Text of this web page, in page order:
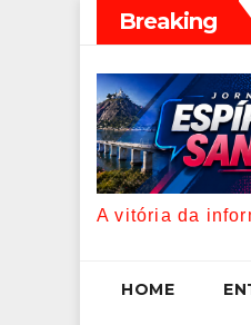
Breaking
viver até aos 120 anos
A vitória da
HOME